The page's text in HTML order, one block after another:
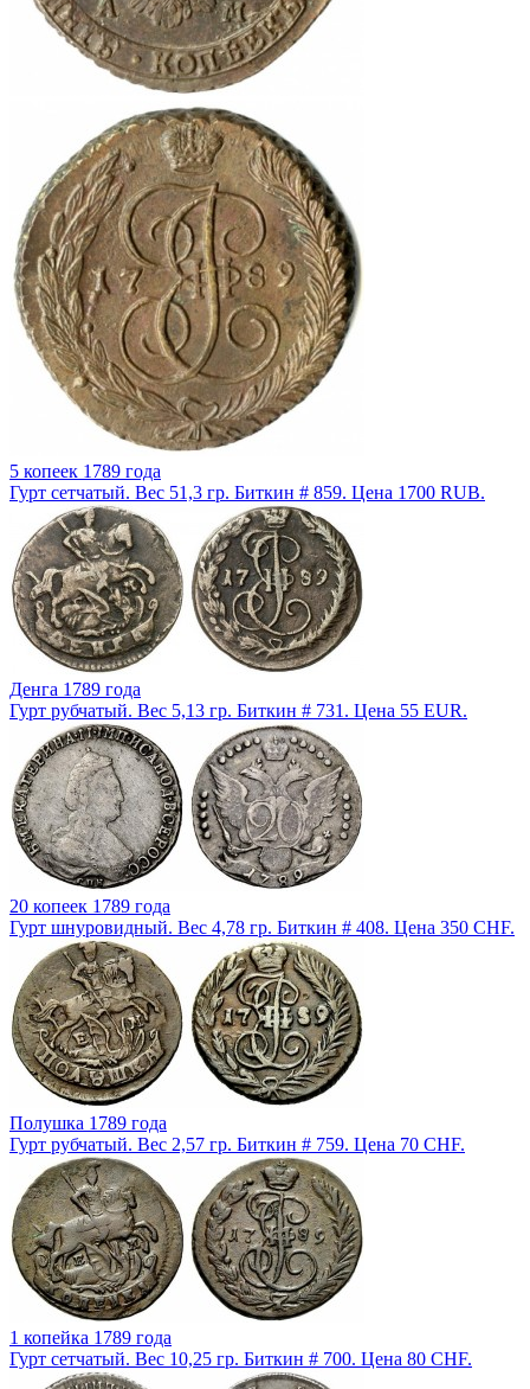
5 копеек 1789 года
Гурт сетчатый. Вес 51,3 гр. Биткин # 859. Цена 1700 RUB.
Денга 1789 года
Гурт рубчатый. Вес 5,13 гр. Биткин # 731. Цена 55 EUR.
20 копеек 1789 года
Гурт шнуровидный. Вес 4,78 гр. Биткин # 408. Цена 350 CHF.
Полушка 1789 года
Гурт рубчатый. Вес 2,57 гр. Биткин # 759. Цена 70 CHF.
1 копейка 1789 года
Гурт сетчатый. Вес 10,25 гр. Биткин # 700. Цена 80 CHF.